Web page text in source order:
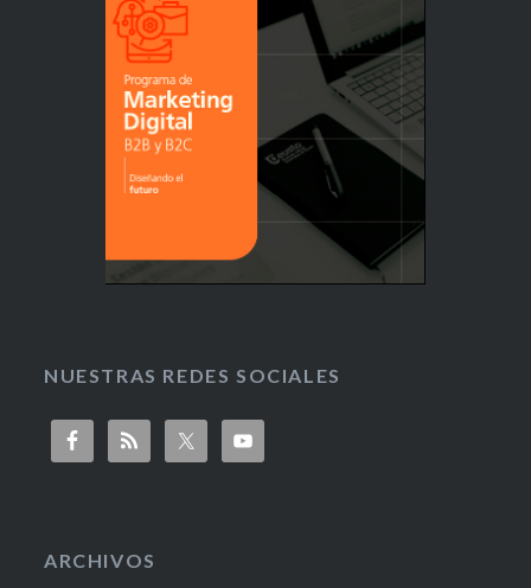
NUESTRAS REDES SOCIALES
ARCHIVOS